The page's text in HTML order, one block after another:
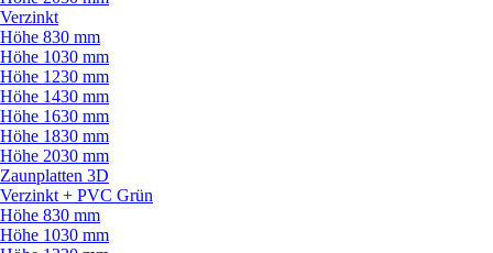
Verzinkt
Höhe 830 mm
Höhe 1030 mm
Höhe 1230 mm
Höhe 1430 mm
Höhe 1630 mm
Höhe 1830 mm
Höhe 2030 mm
Zaunplatten 3D
Verzinkt + PVC Grün
Höhe 830 mm
Höhe 1030 mm